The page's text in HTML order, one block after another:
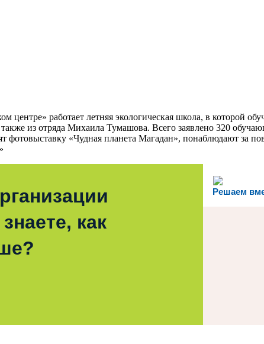
центре» работает летняя экологическая школа, в которой
из отряда Михаила Тумашова. Всего заявлено 320
фотовыставку «Чудная планета Магадан», понаблюдают за
Решаем
как